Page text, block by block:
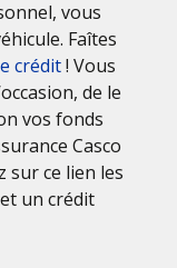
vous
Faîtes
crédit! Vous
de le
vos fonds
Casco
sur ce lien les
un crédit